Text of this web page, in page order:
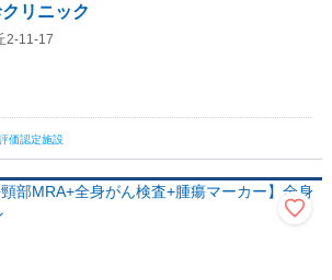
リニック
2-11-17
価認定施設